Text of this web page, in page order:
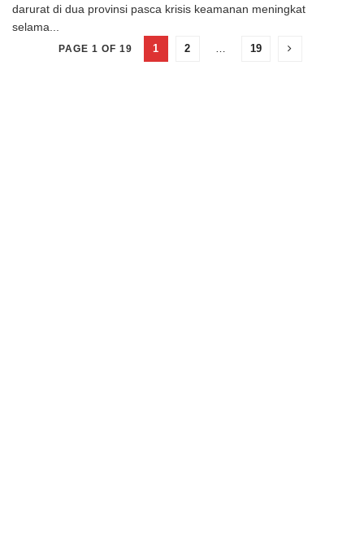
darurat di dua provinsi pasca krisis keamanan meningkat
selama...
PAGE 1 OF 19 1 2 19